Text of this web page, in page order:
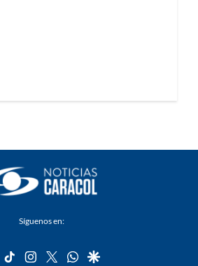
Síguenos en:
facebook
tiktok instagram
twitterwhatsapp
google